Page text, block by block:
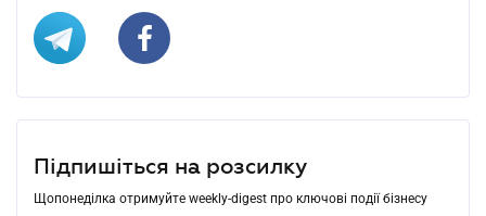
Підпишіться на розсилку
Щопонеділка отримуйте weekly-digest про ключові події бізнесу